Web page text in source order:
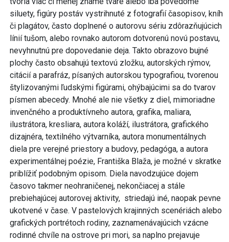
siluety, figúry postáv vystrihnuté z fotografií časopisov, kníh
či plagátov, často doplnené o autorovu sériu zdôrazňujúcich
línií tušom, alebo rovnako autorom dotvorenú novú postavu,
nevyhnutnú pre dopovedanie deja. Takto obrazovo bujné
plochy často obsahujú textovú zložku, autorských rýmov,
citácií a parafráz, písaných autorskou typografiou, tvorenou
štylizovanými ľudskými figúrami, ohýbajúcimi sa do tvarov
písmen abecedy. Mnohé ale nie všetky z diel, mimoriadne
invenčného a produktívneho autora, grafika, maliara,
ilustrátora, kresliara, autora koláží, ilustrátora, grafického
dizajnéra, textilného výtvarníka, autora monumentálnych
diela pre verejné priestory a budovy, pedagóga, a autora
experimentálnej poézie, Františka Blaža, je možné v skratke
priblížiť podobným opisom. Diela navodzujúce dojem
časovo takmer neohraničenej, nekončiacej a stále
prebiehajúcej autorovej aktivity, striedajú iné, naopak pevne
ukotvené v čase. V pastelových krajinných scenériách alebo
grafických portrétoch rodiny, zaznamenávajúcich vzácne
rodinné chvíle na ostrove pri mori, sa naplno prejavuje